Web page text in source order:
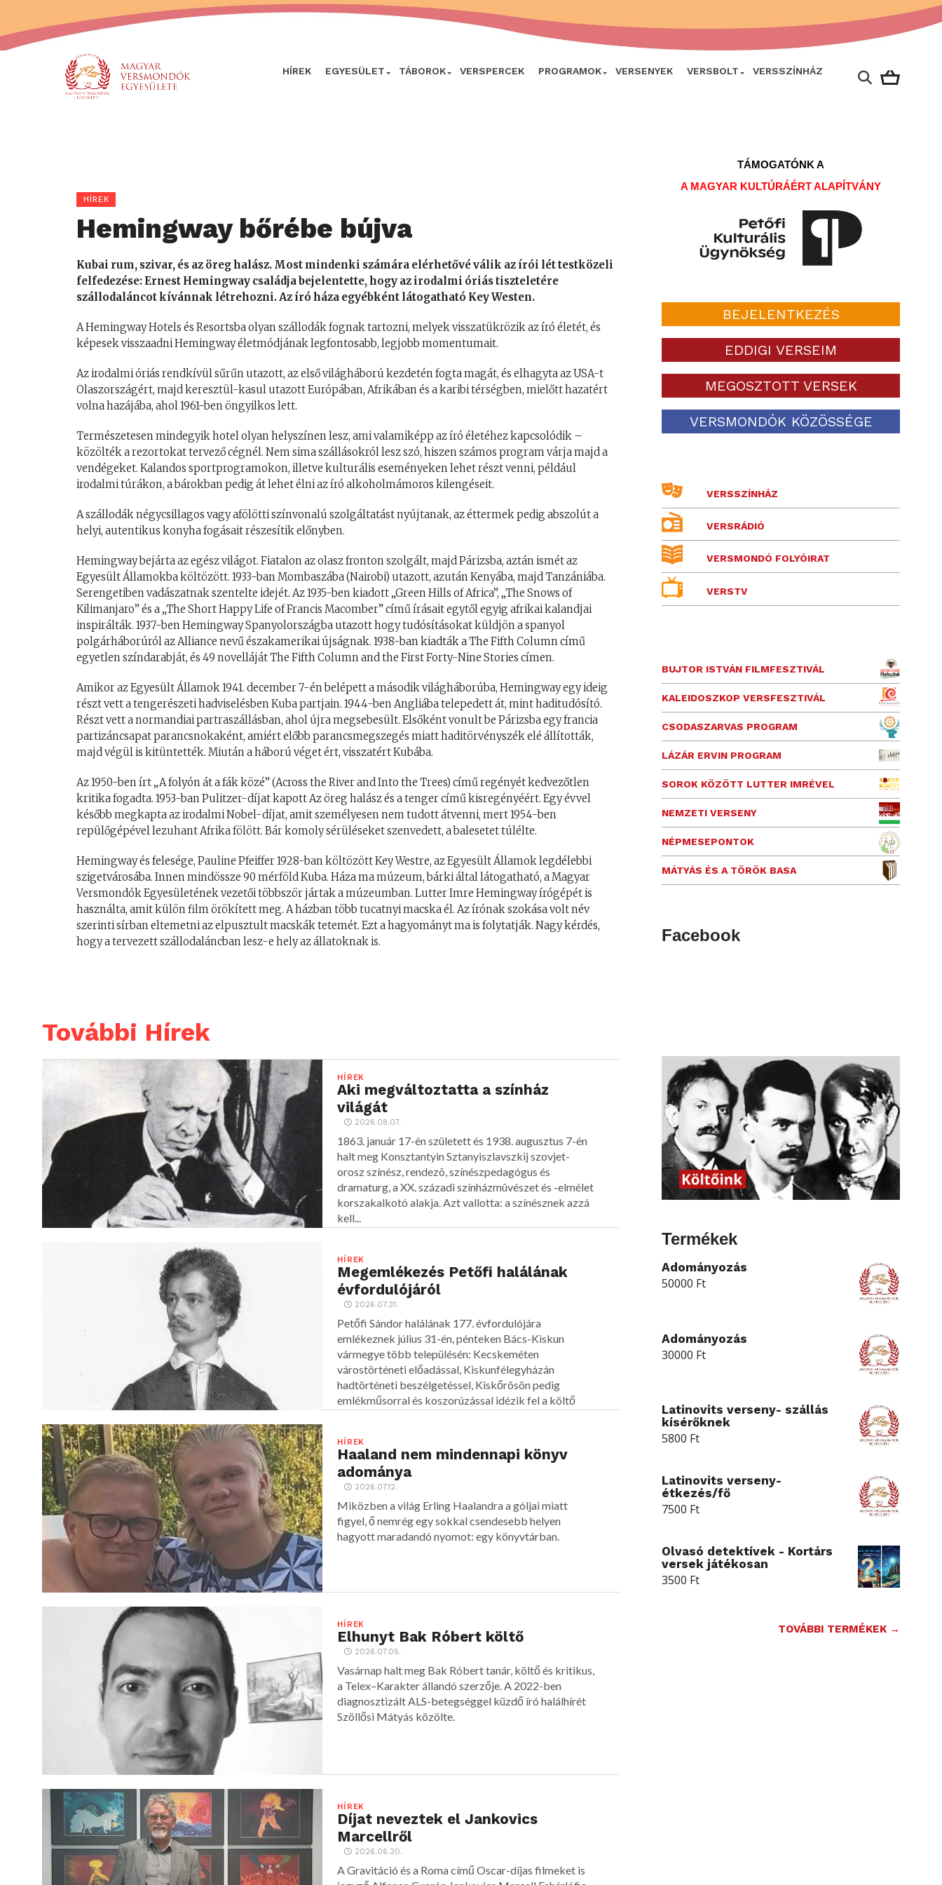
HÍREK EGYESÜLET TÁBOROK VERSPERCEK PROGRAMOK VERSENYEK VERSBOLT VERSSZÍNHÁZ
HÍREK
Hemingway bőrébe bújva
Kubai rum, szivar, és az öreg halász. Most mindenki számára elérhetővé válik az írói lét testközeli
felfedezése: Ernest Hemingway családja bejelentette, hogy az irodalmi óriás tiszteletére
szállodaláncot kívánnak létrehozni. Az író háza egyébként látogatható Key Westen.
A Hemingway Hotels és Resortsba olyan szállodák fognak tartozni, melyek visszatükrözik az író életét, és
képesek visszaadni Hemingway életmódjának legfontosabb, legjobb momentumait.
Az irodalmi óriás rendkívül sűrűn utazott, az első világháború kezdetén fogta magát, és elhagyta az USA-t
Olaszországért, majd keresztül-kasul utazott Európában, Afrikában és a karibi térségben, mielőtt hazatért
volna hazájába, ahol 1961-ben öngyilkos lett.
Természetesen mindegyik hotel olyan helyszínen lesz, ami valamiképp az író életéhez kapcsolódik –
közölték a rezortokat tervező cégnél. Nem sima szállásokról lesz szó, hiszen számos program várja majd a
vendégeket. Kalandos sportprogramokon, illetve kulturális eseményeken lehet részt venni, például
irodalmi túrákon, a bárokban pedig át lehet élni az író alkoholmámoros kilengéseit.
A szállodák négycsillagos vagy afölötti színvonalú szolgáltatást nyújtanak, az éttermek pedig abszolút a
helyi, autentikus konyha fogásait részesítik előnyben.
Hemingway bejárta az egész világot. Fiatalon az olasz fronton szolgált, majd Párizsba, aztán ismét az
Egyesült Államokba költözött. 1933-ban Mombaszába (Nairobi) utazott, azután Kenyába, majd Tanzániába.
Serengetiben vadászatnak szentelte idejét. Az 1935-ben kiadott „Green Hills of Africa”, „The Snows of
Kilimanjaro” és a „The Short Happy Life of Francis Macomber” című írásait egytől egyig afrikai kalandjai
inspirálták. 1937-ben Hemingway Spanyolországba utazott hogy tudósításokat küldjön a spanyol
polgárháborúról az Alliance nevű északamerikai újságnak. 1938-ban kiadták a The Fifth Column című
egyetlen színdarabját, és 49 novelláját The Fifth Column and the First Forty-Nine Stories címen.
Amikor az Egyesült Államok 1941. december 7-én belépett a második világháborúba, Hemingway egy ideig
részt vett a tengerészeti hadviselésben Kuba partjain. 1944-ben Angliába telepedett át, mint haditudósító.
Részt vett a normandiai partraszállásban, ahol újra megsebesült. Elsőként vonult be Párizsba egy francia
partizáncsapat parancsnokaként, amiért előbb parancsmegszegés miatt haditörvényszék elé állították,
majd végül is kitüntették. Miután a háború véget ért, visszatért Kubába.
Az 1950-ben írt „A folyón át a fák közé” (Across the River and Into the Trees) című regényét kedvezőtlen
kritika fogadta. 1953-ban Pulitzer-díjat kapott Az öreg halász és a tenger című kisregényéért. Egy évvel
később megkapta az irodalmi Nobel-díjat, amit személyesen nem tudott átvenni, mert 1954-ben
repülőgépével lezuhant Afrika fölött. Bár komoly sérüléseket szenvedett, a balesetet túlélte.
Hemingway és felesége, Pauline Pfeiffer 1928-ban költözött Key Westre, az Egyesült Államok legdélebbi
szigetvárosába. Innen mindössze 90 mérföld Kuba. Háza ma múzeum, bárki által látogatható, a Magyar
Versmondók Egyesületének vezetői többször jártak a múzeumban. Lutter Imre Hemingway írógépét is
használta, amit külön film örökített meg. A házban több tucatnyi macska él. Az írónak szokása volt név
szerinti sírban eltemetni az elpusztult macskák tetemét. Ezt a hagyományt ma is folytatják. Nagy kérdés,
hogy a tervezett szállodaláncban lesz-e hely az állatoknak is.
További Hírek
HÍREK
Aki megváltoztatta a színház
világát
2026.08.07.
1863. január 17-én született és 1938. augusztus 7-én
halt meg Konsztantyin Sztanyiszlavszkij szovjet-
orosz színész, rendezõ, színészpedagógus és
dramaturg, a XX. századi színházmûvészet és -elmélet
korszakalkotó alakja. Azt vallotta: a színésznek azzá
kell...
HÍREK
Megemlékezés Petőfi halálának
évfordulójáról
2026.07.31.
Petőfi Sándor halálának 177. évfordulójára
emlékeznek július 31-én, pénteken Bács-Kiskun
vármegye több településén: Kecskeméten
várostörténeti előadással, Kiskunfélegyházán
hadtörténeti beszélgetéssel, Kiskőrösön pedig
emlékműsorral és koszorúzással idézik fel a költő
HÍREK
Haaland nem mindennapi könyv
adománya
2026.07.12.
Miközben a világ Erling Haalandra a góljai miatt
figyel, ő nemrég egy sokkal csendesebb helyen
hagyott maradandó nyomot: egy könyvtárban.
HÍREK
Elhunyt Bak Róbert költő
2026.07.05.
Vasárnap halt meg Bak Róbert tanár, költő és kritikus,
a Telex–Karakter állandó szerzője. A 2022-ben
diagnosztizált ALS-betegséggel küzdő író halálhírét
Szöllősi Mátyás közölte.
HÍREK
Díjat neveztek el Jankovics
Marcellről
2026.06.30.
A Gravitáció és a Roma című Oscar-díjas filmeket is
TÁMOGATÓNK A
A MAGYAR KULTÚRÁÉRT ALAPÍTVÁNY
BEJELENTKEZÉS
EDDIGI VERSEIM
MEGOSZTOTT VERSEK
VERSMONDÓK KÖZÖSSÉGE
VERSSZÍNHÁZ
VERSRÁDIÓ
VERSMONDÓ FOLYÓIRAT
VERSTV
BUJTOR ISTVÁN FILMFESZTIVÁL
KALEIDOSZKOP VERSFESZTIVÁL
CSODASZARVAS PROGRAM
LÁZÁR ERVIN PROGRAM
SOROK KÖZÖTT LUTTER IMRÉVEL
NEMZETI VERSENY
NÉPMESEPONTOK
MÁTYÁS ÉS A TÖRÖK BASA
Facebook
Termékek
Adományozás
50000 Ft
Adományozás
30000 Ft
Latinovits verseny- szállás
kísérőknek
5800 Ft
Latinovits verseny-
étkezés/fő
7500 Ft
Olvasó detektívek - Kortárs
versek játékosan
3500 Ft
TOVÁBBI TERMÉKEK →